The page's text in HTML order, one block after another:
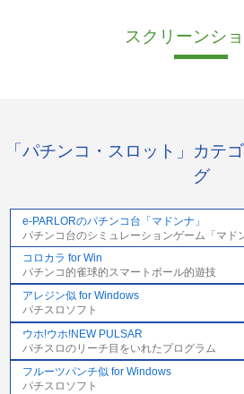
スクリーンシ
「パチンコ・スロット」カテ
グ
e-PARLORのパチンコ台「マドンナ」
パチンコ台のシミュレーションゲーム「マド
コロカラ for Win
パチンコ的雀球的スマートボール的遊技
アレジン似 for Windows
パチスロソフト
ウホ!ウホ!NEW PULSAR
パチスロのリーチ目をいれたプログラム
フルーツパンチ似 for Windows
パチスロソフト